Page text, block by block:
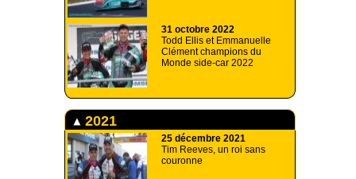
31 octobre 2022
Todd Ellis et Emmanuelle
Clément champions du
Monde side-car 2022
2021
25 décembre 2021
Tim Reeves, un roi sans
couronne